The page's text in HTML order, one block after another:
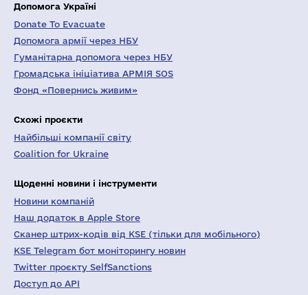
Допомога Україні
Donate To Evacuate
Допомога армії через НБУ
Гуманітарна допомога через НБУ
Громадська ініціатива АРМІЯ SOS
Фонд «Повернись живим»
Схожі проєкти
Найбільші компанії світу
Coalition for Ukraine
Щоденні новини і інструменти
Новини компаній
Наш додаток в Apple Store
Сканер штрих-кодів від KSE (тільки для мобільного)
KSE Telegram бот моніторингу новин
Twitter проєкту SelfSanctions
Доступ до API